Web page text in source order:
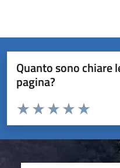
Quanto sono chiare
pagina?
Valuta da 1 a 5 stelle la pagina
Valuta 5
Valuta 4 stelle
Valuta 3 stelle su
Valuta 2 stelle su 5
Valuta 1 stelle su 5